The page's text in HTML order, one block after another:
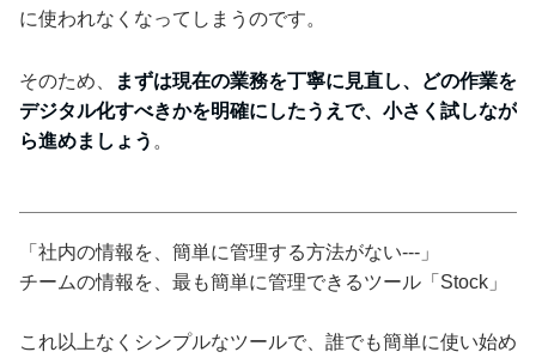
に使われなくなってしまうのです。
そのため、
まずは現在の業務を丁寧に見直し、どの作業を
デジタル化すべきかを明確にしたうえで、小さく試しなが
ら進めましょう 。
「社内の情報を、簡単に管理する方法がない---」
チームの情報を、最も簡単に管理できるツール「Stock」
これ以上なくシンプルなツールで、誰でも簡単に使い始め